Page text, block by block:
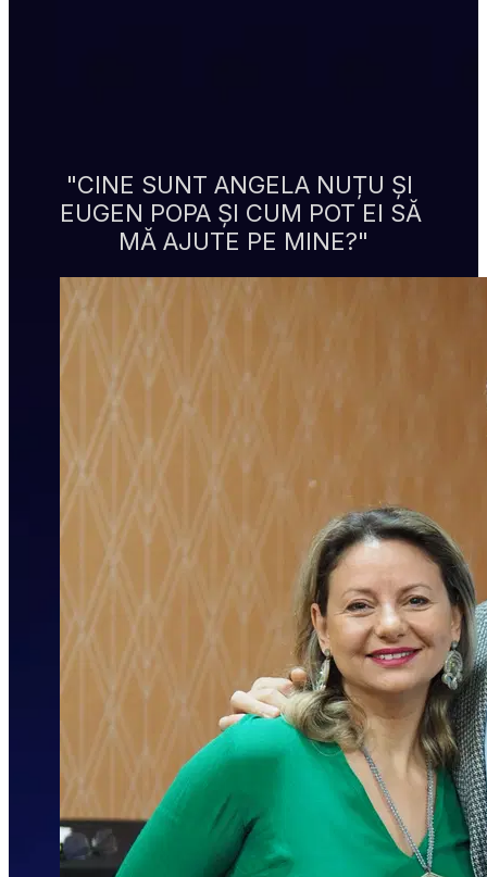
"CINE SUNT ANGELA NUȚU ȘI
EUGEN POPA ȘI CUM POT EI SĂ
MĂ AJUTE PE MINE?"